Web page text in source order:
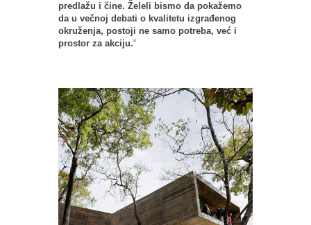
predlažu i čine. Želeli bismo da pokažemo
da u večnoj debati o kvalitetu izgrađenog
okruženja, postoji ne samo potreba, već i
prostor za akciju.“